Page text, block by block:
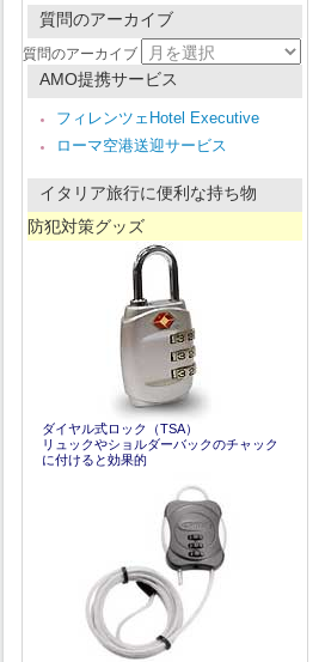
質問のアーカイブ
質問のアーカイブ
AMO提携サービス
フィレンツェHotel Executive
ローマ空港送迎サービス
イタリア旅行に便利な持ち物
防犯対策グッズ
ダイヤル式ロック（TSA）
リュックやショルダーバックのチャック
に付けると効果的